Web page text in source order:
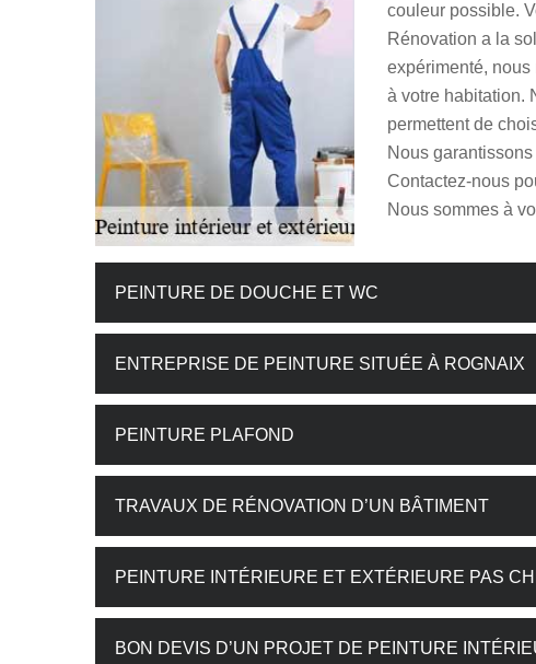
couleur possible.
Rénovation a la
expérimenté,
à votre habitation.
permettent de
Nous
Contactez-nous
Nous sommes à
PEINTURE DE DOUCHE ET WC
ENTREPRISE DE PEINTURE SITUÉE À ROGNAIX
PEINTURE PLAFOND
TRAVAUX DE RÉNOVATION D’UN BÂTIMENT
PEINTURE INTÉRIEURE ET EXTÉRIEURE PAS
BON DEVIS D’UN PROJET DE PEINTURE